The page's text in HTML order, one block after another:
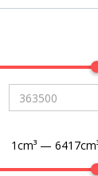
1cm³ —